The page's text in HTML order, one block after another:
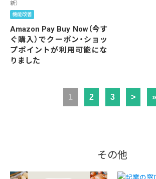
新）
機能改善
Amazon Pay Buy Now（今す
ぐ購入）でクーポン・ショッ
プポイントが利用可能にな
りました
1 2 3 > »
その他